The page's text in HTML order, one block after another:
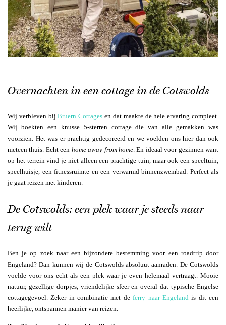
Overnachten in een cottage in de Cotswolds
Wij verbleven bijBruern Cottages en dat maakte de hele ervaring compleet.
Wij boekten een knusse 5-sterren cottage die van alle gemakken was
voorzien. Het was er prachtig gedecoreerd en we voelden ons hier dan ook
meteen thuis. Echt een home away from home. En ideaal voor gezinnen want
op het terrein vind je niet alleen een prachtige tuin, maar ook een speeltuin,
speelhuisje, een fitnessruimte en een verwarmd binnenzwembad. Perfect als
je gaat reizen met kinderen.
De Cotswolds: een plek waar je steeds naar
terug wilt
Ben je op zoek naar een bijzondere bestemming voor een roadtrip door
Engeland? Dan kunnen wij de Cotswolds absoluut aanraden. De Cotswolds
voelde voor ons echt als een plek waar je even helemaal vertraagt. Mooie
natuur, gezellige dorpjes, vriendelijke sfeer en overal dat typische Engelse
cottagegevoel. Zeker in combinatie met deferry naar Engelandis dit een
heerlijke, ontspannen manier van reizen.